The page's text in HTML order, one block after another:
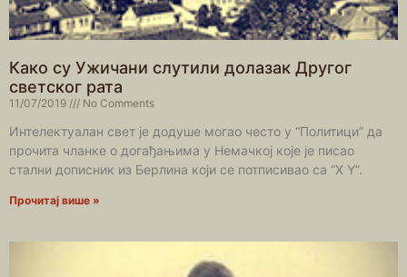
Како су Ужичани слутили долазак Другог
светског рата
11/07/2019 No Comments
Интелектуалан свет је додуше могао често у “Политици” да
прочита чланке о догађањима у Немачкој које је писао
стални дописник из Берлина који се потписивао са “X Y”.
Прочитај више »